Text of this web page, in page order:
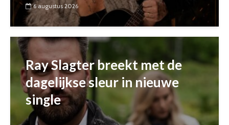
6 augustus 2026
Ray Slagter breekt met de
dagelijkse sleur in nieuwe
single